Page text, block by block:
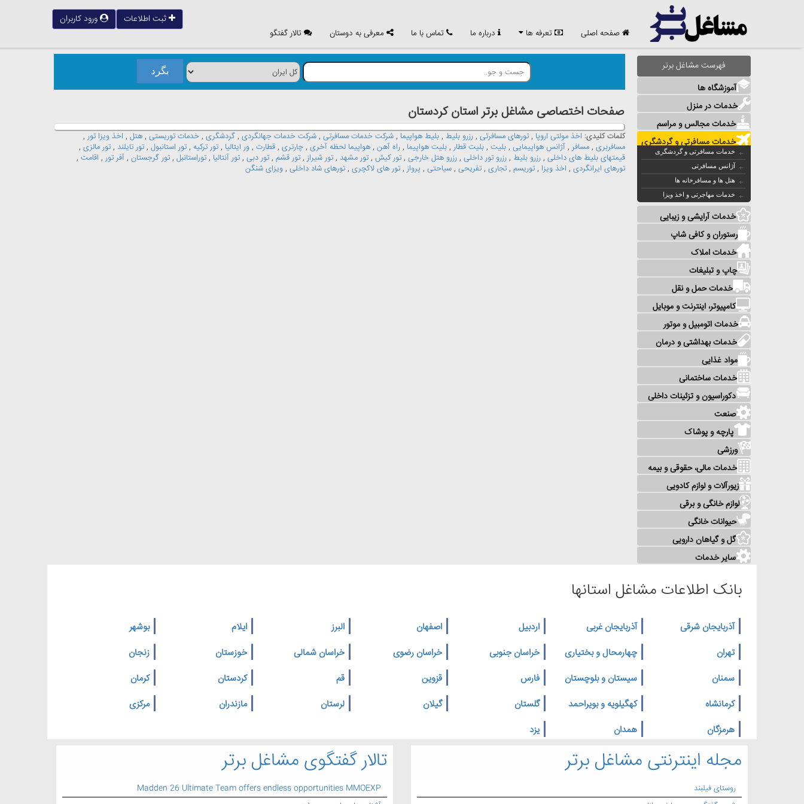
صفحه اصلی تعرفه ها درباره ما تماس با ما معرفی به دوستان تالار گفتگو
ثبت اطلاعات ورود کاربران
فهرست مشاغل برتر
آموزشگاه ها
خدمات در منزل
خدمات مجالس و مراسم
خدمات مسافرتی و گردشگری
خدمات مسافرتی و گردشگری
آژانس مسافرتی
هتل ها و مسافرخانه ها
خدمات مهاجرتی و اخذ ویزا
خدمات آرایشی و زیبایی
رستوران و کافی شاپ
خدمات املاک
چاپ و تبلیغات
خدمات حمل و نقل
کامپیوتر، اینترنت و موبایل
خدمات اتومبیل و موتور
خدمات بهداشتی و درمان
مواد غذایی
خدمات ساختمانی
دکوراسیون و تزئینات داخلی
صنعت
پارچه و پوشاک
ورزشی
خدمات مالی، حقوقی و بیمه
زیورآلات و لوازم کادویی
لوازم خانگی و برقی
حیوانات خانگی
گل و گیاهان دارویی
سایر خدمات
صفحات اختصاصی مشاغل برتر استان كردستان
کلمات کلیدی: اخذ مولتی اروپا , تورهای مسافرتی , رزرو بلیط , بلیط هواپیما , شرکت خدمات مسافرتی , شرکت خدمات جهانگردی , گردشگری , خدمات توریستی , هتل , اخذ ویزا تور ,
مسافربری , مسافر , آژانس هواپیمایی , بلیت , بلیت قطار , بلیت هواپیما , راه آهن , هواپیما لحظه آخری , چارتری , قطارت , ور ایتالیا , تور ترکیه , تور استانبول , تور تایلند , تور مالزی ,
قیمتهای بلیط های داخلی , رزرو بلیط , رزرو تور داخلی , رزرو هتل خارجی , تور کیش , تور مشهد , تور شیراز , تور قشم , تور دبی , تور آنتالیا , توراستانبل , تور گرجستان , آفر تور , اقامت ,
تورهای ایرانگردی , اخذ ویزا , توریسم , تجاری , تفریحی , سیاحتی , پرواز , تور های لاکچری , تورهای شاد داخلی , ویزای شنگن
بانک اطلاعات مشاغل استانها
آذربایجان شرقی آذربایجان غربی اردبیل اصفهان البرز ایلام
بوشهر
تهران
چهارمحال و بختیاری خراسان جنوبی خراسان رضوی خراسان شمالی خوزستان
زنجان
سمنان
سیستان و بلوچستان فارس قزوین قم کردستان
کرمان
کرمانشاه
کهگیلویه و بویراحمد گلستان گیلان لرستان مازندران
مرکزی
هرمزگان
همدان یزد
تالار گفتگوی مشاغل برتر
Madden 26 Ultimate Team offers endless opportunities MMOEXP
مجله اینترنتی مشاغل برتر
روستای فیلبند